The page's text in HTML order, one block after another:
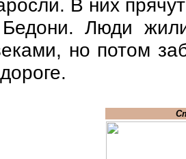
В них
Люди
но потом